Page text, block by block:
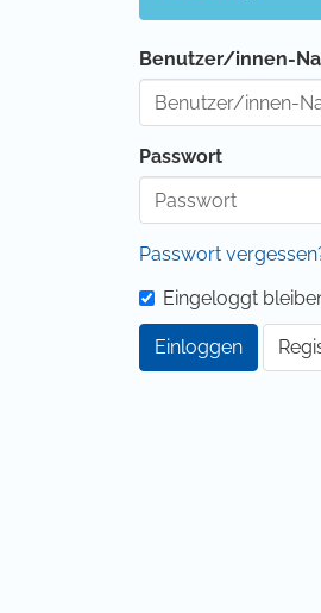
Benutzer/innen-
Passwort
Passwort
Eingeloggt
Einloggen